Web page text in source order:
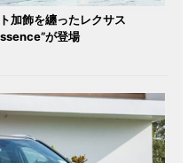
加飾を纏ったレクサス
が登場